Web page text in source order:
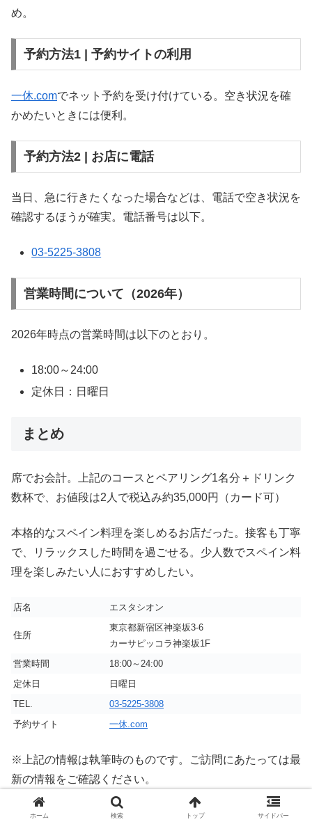
め。
予約方法1 | 予約サイトの利用
一休.comでネット予約を受け付けている。空き状況を確
かめたいときには便利。
予約方法2 | お店に電話
当日、急に行きたくなった場合などは、電話で空き状況を
確認するほうが確実。電話番号は以下。
03-5225-3808
営業時間について（2026年）
2026年時点の営業時間は以下のとおり。
18:00～24:00
定休日：日曜日
まとめ
席でお会計。上記のコースとペアリング1名分＋ドリンク
数杯で、お値段は2人で税込み約35,000円（カード可）
本格的なスペイン料理を楽しめるお店だった。接客も丁寧
で、リラックスした時間を過ごせる。少人数でスペイン料
理を楽しみたい人におすすめしたい。
店名 エスタシオン
住所
東京都新宿区神楽坂3-6
カーサピッコラ神楽坂1F
営業時間
18:00～24:00
定休日
日曜日
TEL.
03-5225-3808
予約サイト
一休.com
※上記の情報は執筆時のものです。ご訪問にあたっては最
新の情報をご確認ください。
ホーム 検索 トップ サイドバー